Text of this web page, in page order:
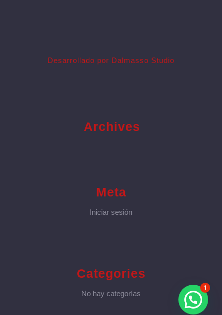
Desarrollado por Dalmasso Studio
Archives
Meta
Iniciar sesión
Categories
No hay categorías
1